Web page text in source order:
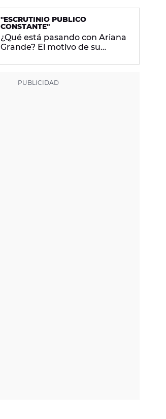
"ESCRUTINIO PÚBLICO
CONSTANTE"
¿Qué está pasando con Ariana
Grande? El motivo de su